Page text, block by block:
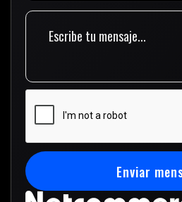
Enviar
Enviar